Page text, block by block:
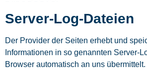
Server-Log-Dateien
Der Provider der Seiten erhebt und
Informationen in so genannten Server-
Browser automatisch an uns